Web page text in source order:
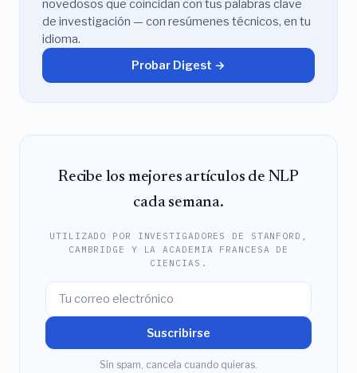
novedosos que coincidan con tus palabras clave
de investigación — con resúmenes técnicos, en tu
idioma.
Probar Digest →
Recibe los mejores artículos de NLP
cada semana.
UTILIZADO POR INVESTIGADORES DE STANFORD,
CAMBRIDGE Y LA ACADEMIA FRANCESA DE
CIENCIAS.
Suscribirse
Sin spam, cancela cuando quieras.